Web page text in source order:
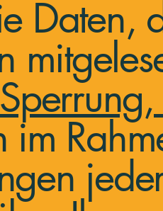
Daten,
im